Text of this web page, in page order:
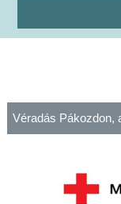
Véradás Pákozdon,